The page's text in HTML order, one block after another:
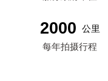
2000 公里
每年拍摄行程